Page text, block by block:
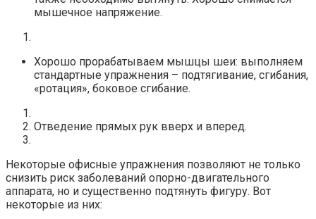
мышечное напряжение.
Хорошо прорабатываем мышцы шеи: выполняем
стандартные упражнения – подтягивание, сгибания,
«ротация», боковое сгибание.
Отведение прямых рук вверх и вперед.
Некоторые офисные упражнения позволяют не только
снизить риск заболеваний опорно-двигательного
аппарата, но и существенно подтянуть фигуру. Вот
некоторые из них: